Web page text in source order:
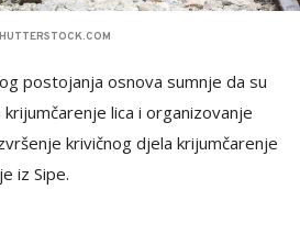
postojanja osnova sumnje da su
lica i organizovanje
krivičnog djela krijumčarenje
iz Sipe.